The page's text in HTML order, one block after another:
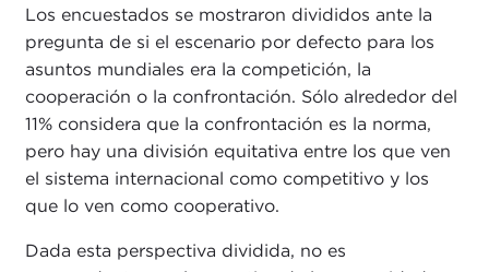
Los encuestados se mostraron divididos ante la
pregunta de si el escenario por defecto para los
asuntos mundiales era la competición, la
cooperación o la confrontación. Sólo alrededor del
11% considera que la confrontación es la norma,
pero hay una división equitativa entre los que ven
el sistema internacional como competitivo y los
que lo ven como cooperativo.
Dada esta perspectiva dividida, no es